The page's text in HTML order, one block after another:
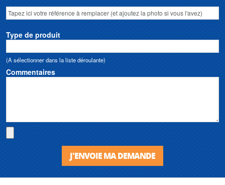
Type de produit
(A sélectionner dans la liste déroulante)
Commentaires
J'ENVOIE MA DEMANDE